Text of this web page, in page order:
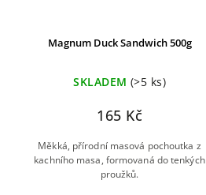
Magnum Duck Sandwich 500g
SKLADEM (>5 ks)
165 Kč
Měkká, přírodní masová pochoutka z
kachního masa, formovaná do tenkých
proužků.